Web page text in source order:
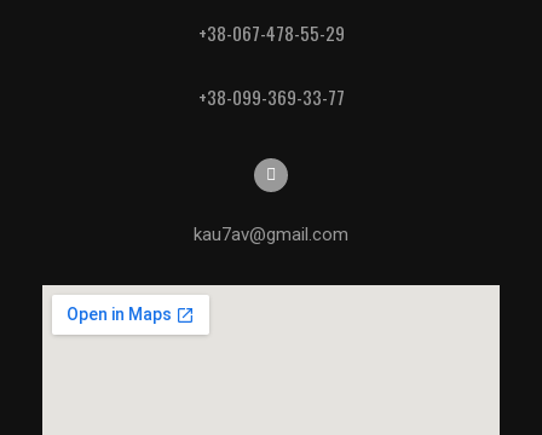
+38-067-478-55-29
+38-099-369-33-77
kau7av@gmail.com